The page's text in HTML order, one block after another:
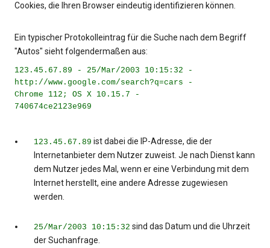
Cookies, die Ihren Browser eindeutig identifizieren können.
Ein typischer Protokolleintrag für die Suche nach dem Begriff
"Autos" sieht folgendermaßen aus:
123.45.67.89 - 25/Mar/2003 10:15:32 -
http://www.google.com/search?q=cars -
Chrome 112; OS X 10.15.7 -
740674ce2123e969
123.45.67.89 ist dabei die IP-Adresse, die der
Internetanbieter dem Nutzer zuweist. Je nach Dienst kann
dem Nutzer jedes Mal, wenn er eine Verbindung mit dem
Internet herstellt, eine andere Adresse zugewiesen
werden.
25/Mar/2003 10:15:32 sind das Datum und die Uhrzeit
der Suchanfrage.